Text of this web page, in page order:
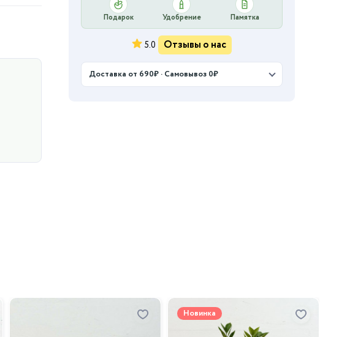
Подарок Удобрение Памятка
5.0 Отзывы о нас
Доставка от 690₽ · Самовывоз 0₽
Новинка